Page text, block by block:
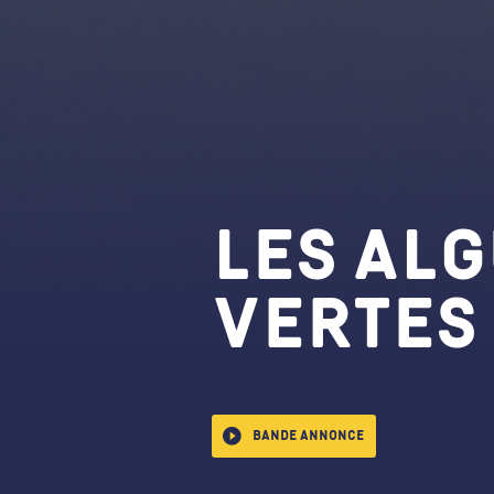
Les
vertes
Bande annonce